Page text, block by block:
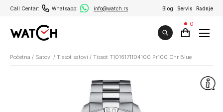
Call Centar: Whatsapp: info@watch.rs Blog Servis Radnje
0
Početna / Satovi / Tissot satovi / Tissot T1016171104100 Pr100 Chr Blue